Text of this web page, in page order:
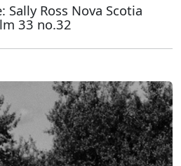
Ross Nova Scotia
33 no.32